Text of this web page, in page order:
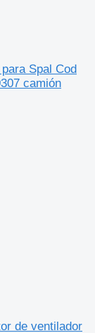
Spal Cod
camión
de ventilador